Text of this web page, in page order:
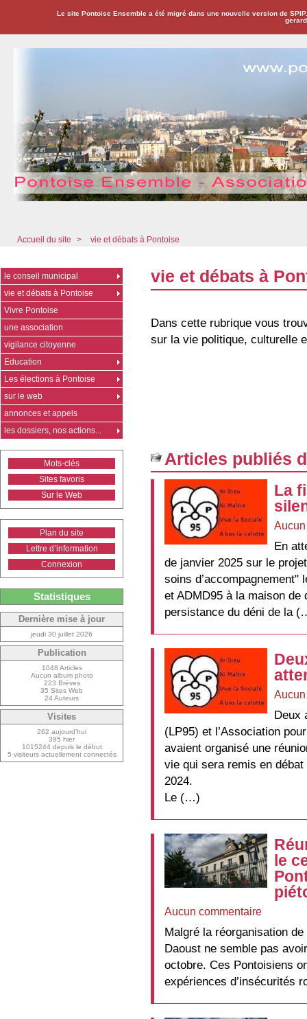
Le site Pontoise Ensemble a été migré dans une nouvelle version de
Accueil du site > vie et débats à Pontoise
vie et débats à
Dans cette rubrique vous
sur la vie politique, culturelle
Articles publiés
La
En
de janvier 2025 sur le
soins d’accompagnement"
et ADMD95 à la maison
persistance du déni de la
Deux
(LP95) et l’Association
avaient organisé une
vie qui sera remis en
2024.
Le (…)
le
Aucun commentaire
Malgré la réorganisation
Daoust ne semble pas
octobre. Ces Pontoisiens
expériences d’insécurités
le conseil municipal
vie et débats à Pontoise
Vivre Pontoise
une association
vigilance citoyenne
Education
Les élections à Pontoise
sur le web
annonces et appels
les dossiers, nos actions...
Mots-clés
Sites favoris
Sur le Web
Plan du site
Lettre d’information
Connexion
Statistiques
Dernière mise à jour
jeudi 30 juillet 2026
Publication
1048 Articles
Aucun album photo
223 Brèves
35 Sites Web
24 Auteurs
Visites
262 aujourd’hui
395 hier
1015244 depuis le début
5 visiteurs actuellement connectés